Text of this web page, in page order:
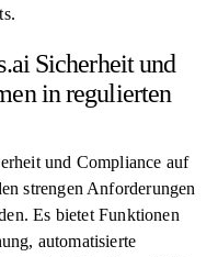
Sicherheit und
in regulierten
und Compliance auf
strengen Anforderungen
Es bietet Funktionen
automatisierte